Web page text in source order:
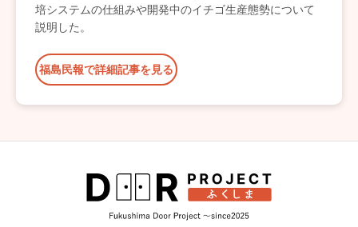
培システムの仕組みや開発中のイチゴ生産態勢について
説明した。
福島民報で詳細記事を見る